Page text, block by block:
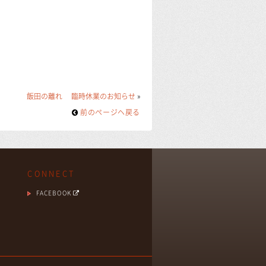
飯田の離れ 臨時休業のお知らせ »
前のページヘ戻る
CONNECT
FACEBOOK